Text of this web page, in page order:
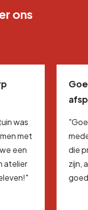
ons
was
met
een
atelier
die
zijn,